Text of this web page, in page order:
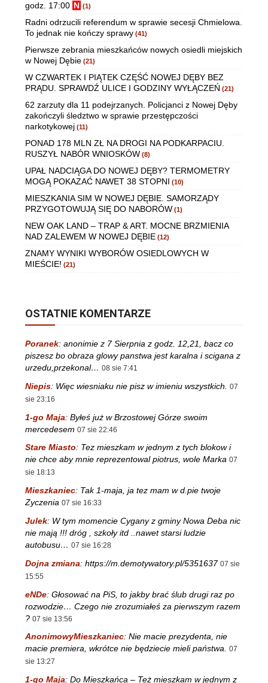
godz. 17:00 N (1)
Radni odrzucili referendum w sprawie secesji Chmielowa.
To jednak nie kończy sprawy (41)
Pierwsze zebrania mieszkańców nowych osiedli miejskich
w Nowej Dębie (21)
W CZWARTEK I PIĄTEK CZĘŚĆ NOWEJ DĘBY BEZ
PRĄDU. SPRAWDŹ ULICE I GODZINY WYŁĄCZEŃ (21)
62 zarzuty dla 11 podejrzanych. Policjanci z Nowej Dęby
zakończyli śledztwo w sprawie przestępczości
narkotykowej (11)
PONAD 178 MLN ZŁ NA DROGI NA PODKARPACIU.
RUSZYŁ NABÓR WNIOSKÓW (8)
UPAŁ NADCIĄGA DO NOWEJ DĘBY? TERMOMETRY
MOGĄ POKAZAĆ NAWET 38 STOPNI (10)
MIESZKANIA SIM W NOWEJ DĘBIE. SAMORZĄDY
PRZYGOTOWUJĄ SIĘ DO NABORÓW (1)
NEW OAK LAND – TRAP & ART. MOCNE BRZMIENIA
NAD ZALEWEM W NOWEJ DĘBIE (12)
ZNAMY WYNIKI WYBORÓW OSIEDLOWYCH W
MIEŚCIE! (21)
OSTATNIE KOMENTARZE
Poranek: anonimie z 7 Sierpnia z godz. 12,21, bacz co
piszesz bo obraza glowy panstwa jest karalna i scigana z
urzedu,przekonal… 08 sie 7:41
Niepis: Więc wiesniaku nie pisz w imieniu wszystkich.
07
sie 23:16
1-go Maja: Byłeś już w Brzostowej Górze swoim
mercedesem 07 sie 22:46
Stare Miasto: Tez mieszkam w jednym z tych blokow i
nie chce aby mnie reprezentowal piotrus, wole Marka 07
sie 18:13
Mieszkaniec: Tak 1-maja, ja tez mam w d.pie twoje
Zyczenia 07 sie 16:33
Julek: W tym momencie Cygany z gminy Nowa Deba nic
nie mają !!! dróg , szkoły itd ..nawet starsi ludzie
autobusu… 07 sie 16:28
Dojna zmiana: https://m.demotywatory.pl/5351637 07 sie
15:55
eNDe: Głosować na PiS, to jakby brać ślub drugi raz po
rozwodzie… Czego nie zrozumiałeś za pierwszym razem
? 07 sie 13:56
AnonimowyMieszkaniec: Nie macie prezydenta, nie
macie premiera, wkrótce nie będziecie mieli państwa. 07
sie 13:27
1-go Maja: Do Mieszkańca – Też mieszkam w jednym z